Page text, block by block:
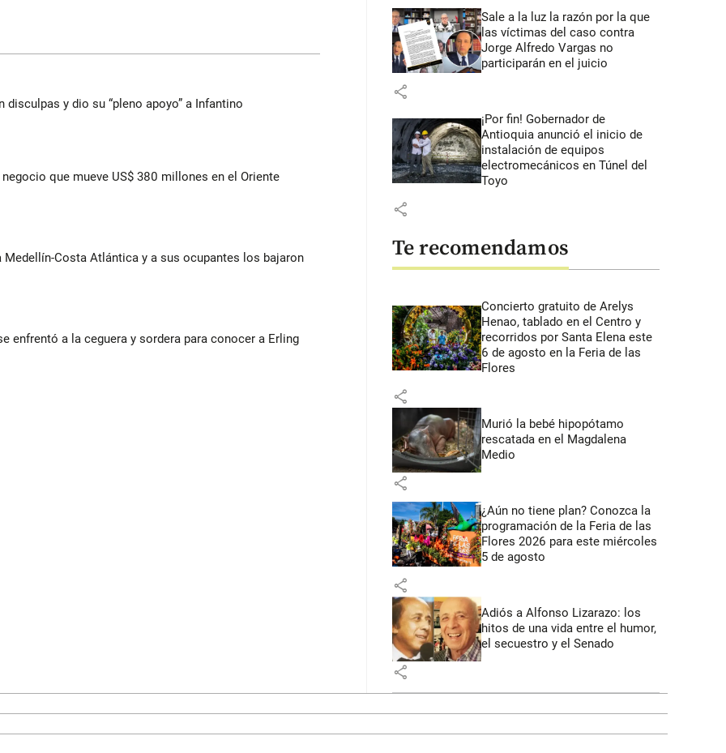
y dio su “pleno apoyo” a Infantino
que mueve US$ 380 millones en el Oriente
Medellín-Costa Atlántica y a sus ocupantes los bajaron
enfrentó a la ceguera y sordera para conocer a Erling
Sale a la luz la razón por la que
las víctimas del caso contra
Jorge Alfredo Vargas no
participarán en el juicio
share
¡Por fin! Gobernador de
Antioquia anunció el inicio de
instalación de equipos
electromecánicos en Túnel del
Toyo
share
Te recomendamos
Concierto gratuito de Arelys
Henao, tablado en el Centro y
recorridos por Santa Elena este
6 de agosto en la Feria de las
Flores
share
Murió la bebé hipopótamo
rescatada en el Magdalena
Medio
share
¿Aún no tiene plan? Conozca la
programación de la Feria de las
Flores 2026 para este miércoles
5 de agosto
share
Adiós a Alfonso Lizarazo: los
hitos de una vida entre el humor,
el secuestro y el Senado
share